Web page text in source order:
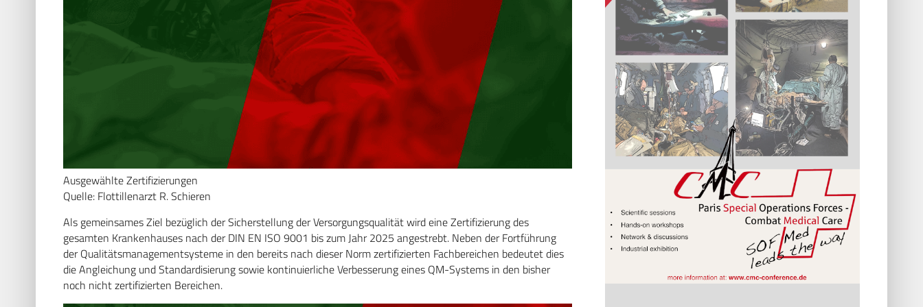
Ausgewählte Zertifizierungen
Quelle: Flottillenarzt R. Schieren
Als gemeinsames Ziel bezüglich der Sicherstellung der Versorgungsqualität wird eine Zertifizierung des
gesamten Krankenhauses nach der DIN EN ISO 9001 bis zum Jahr 2025 angestrebt. Neben der Fortführung
der Qualitätsmanagementsysteme in den bereits nach dieser Norm zertifizierten Fachbereichen bedeutet dies
die Angleichung und Standardisierung sowie kontinuierliche Verbesserung eines QM-Systems in den bisher
noch nicht zertifizierten Bereichen.